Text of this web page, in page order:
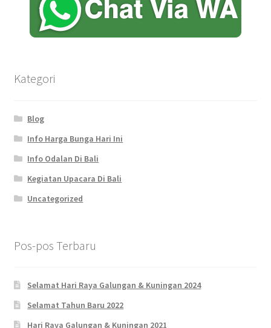
Kategori
Blog
Info Harga Bunga Hari Ini
Info Odalan Di Bali
Kegiatan Upacara Di Bali
Uncategorized
Pos-pos Terbaru
Selamat Hari Raya Galungan & Kuningan 2024
Selamat Tahun Baru 2022
Hari Raya Galungan & Kuningan 2021